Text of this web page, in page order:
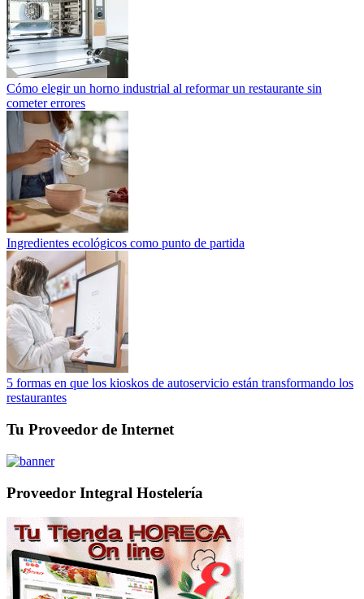
Cómo elegir un horno industrial al reformar un restaurante sin
cometer errores
Ingredientes ecológicos como punto de partida
5 formas en que los kioskos de autoservicio están transformando los
restaurantes
Tu Proveedor de Internet
Proveedor Integral Hostelería